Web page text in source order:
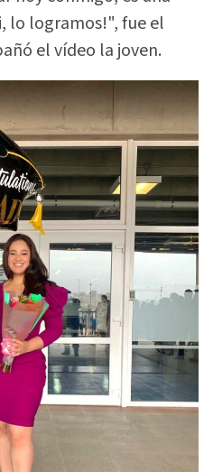
lo logramos!", fue el
el vídeo la joven.